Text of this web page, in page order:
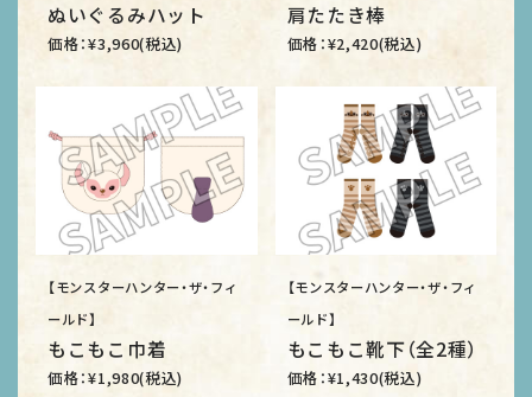
ぬいぐるみハット
価格：¥3,960(税込)
肩たたき棒
価格：¥2,420(税込)
【モンスターハンター・ザ・フィ
ールド】
もこもこ巾着
価格：¥1,980(税込)
【モンスターハンター・ザ・フィ
ールド】
もこもこ靴下（全2種）
価格：¥1,430(税込)